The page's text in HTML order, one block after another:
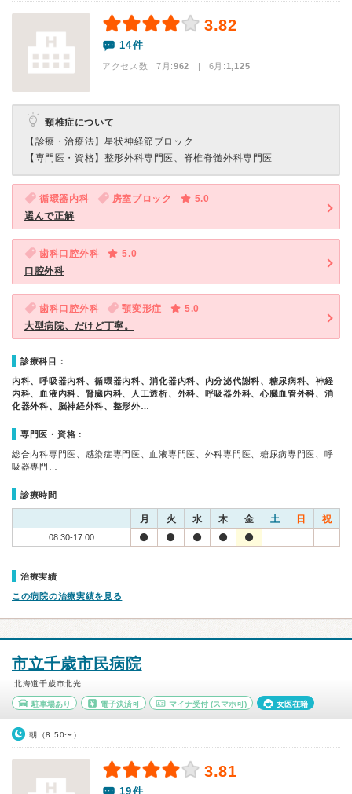
3.82
14件
アクセス数 7月:962 | 6月:1,125
頸椎症について
【診療・治療法】 星状神経節ブロック
【専門医・資格】 整形外科専門医、脊椎脊髄外科専門医
循環器内科 房室ブロック
5.0
選んで正解
歯科口腔外科
5.0
口腔外科
歯科口腔外科 顎変形症
5.0
大型病院、だけど丁寧。
診療科目：
内科、呼吸器内科、循環器内科、消化器内科、内分泌代謝科、糖尿病科、神経
内科、血液内科、腎臓内科、人工透析、外科、呼吸器外科、心臓血管外科、消
化器外科、脳神経外科、整形外…
専門医・資格：
総合内科専門医、感染症専門医、血液専門医、外科専門医、糖尿病専門医、呼
吸器専門…
診療時間
月 火 水 木 金 土 日 祝
08:30-17:00
治療実績
この病院の治療実績を見る
市立千歳市民病院
北海道千歳市北光
駐車場あり 電子決済可 マイナ受付 (スマホ可) 女医在籍
朝（8:50〜）
3.81
19件